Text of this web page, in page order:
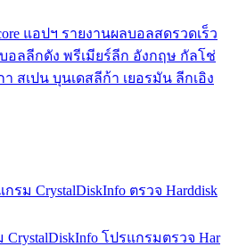
แอปฯ รายงานผลบอลสดรวดเร็ว
อลลีกดัง พรีเมียร์ลีก อังกฤษ กัลโช่
า สเปน บุนเดสลีก้า เยอรมัน ลีกเอิง
รม CrystalDiskInfo ตรวจ Harddisk
โปรแกรมตรวจ Har